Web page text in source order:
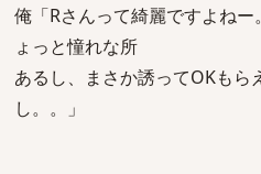
俺「Rさんって綺麗ですよね
ょっと憧れな所
あるし、まさか誘ってOKもら
し。。」